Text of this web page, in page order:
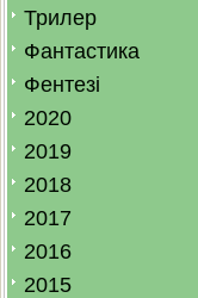
Трилер
Фантастика
Фентезі
2020
2019
2018
2017
2016
2015